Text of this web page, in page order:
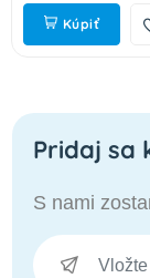
Kúpiť
Pridaj sa
S nami